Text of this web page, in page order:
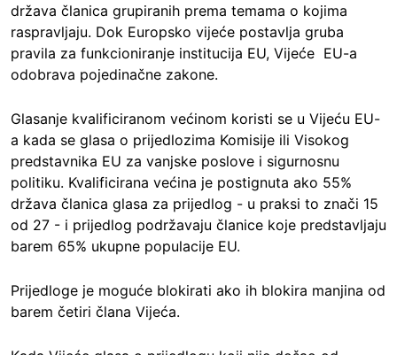
država članica grupiranih prema temama o kojima
raspravljaju. Dok Europsko vijeće postavlja gruba
pravila za funkcioniranje institucija EU, Vijeće EU-a
odobrava pojedinačne zakone.
Glasanje kvalificiranom većinom koristi se u Vijeću EU-
a kada se glasa o prijedlozima Komisije ili Visokog
predstavnika EU za vanjske poslove i sigurnosnu
politiku. Kvalificirana većina je postignuta ako 55%
država članica glasa za prijedlog - u praksi to znači 15
od 27 - i prijedlog podržavaju članice koje predstavljaju
barem 65% ukupne populacije EU.
Prijedloge je moguće blokirati ako ih blokira manjina od
barem četiri člana Vijeća.